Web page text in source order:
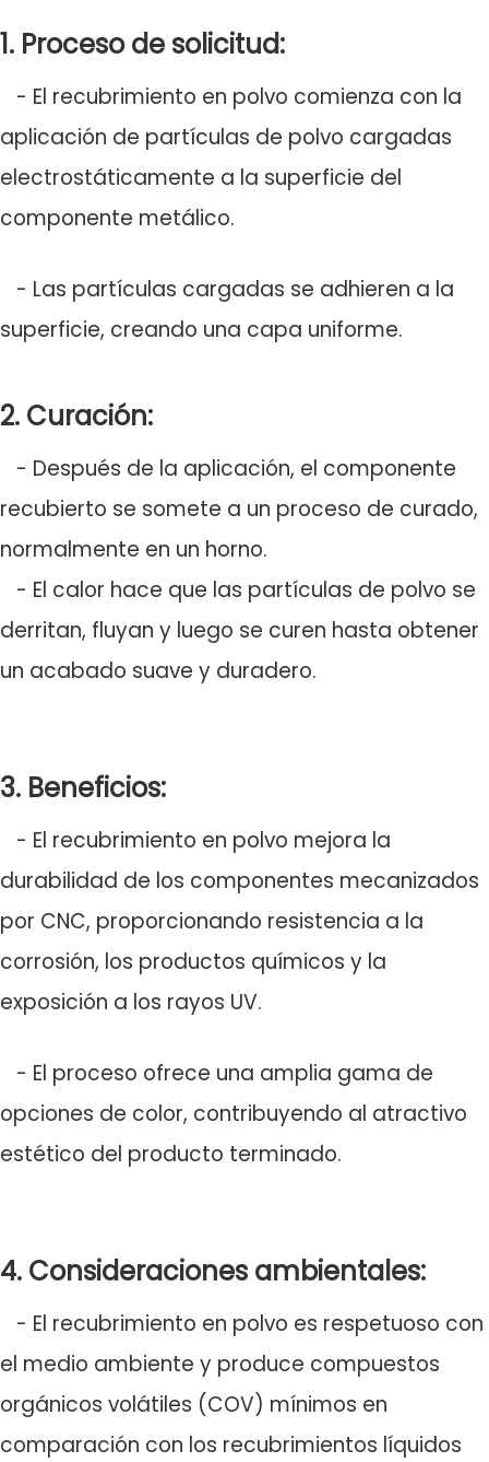
1. Proceso de solicitud:
- El recubrimiento en polvo comienza con la
aplicación de partículas de polvo cargadas
electrostáticamente a la superficie del
componente metálico.
- Las partículas cargadas se adhieren a la
superficie, creando una capa uniforme.
2. Curación:
- Después de la aplicación, el componente
recubierto se somete a un proceso de curado,
normalmente en un horno.
- El calor hace que las partículas de polvo se
derritan, fluyan y luego se curen hasta obtener
un acabado suave y duradero.
3. Beneficios:
- El recubrimiento en polvo mejora la
durabilidad de los componentes mecanizados
por CNC, proporcionando resistencia a la
corrosión, los productos químicos y la
exposición a los rayos UV.
- El proceso ofrece una amplia gama de
opciones de color, contribuyendo al atractivo
estético del producto terminado.
4. Consideraciones ambientales:
- El recubrimiento en polvo es respetuoso con
el medio ambiente y produce compuestos
orgánicos volátiles (COV) mínimos en
comparación con los recubrimientos líquidos